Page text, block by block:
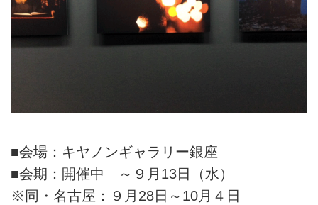
■会場：キヤノンギャラリー銀座
■会期：開催中 ～９月13日（水）
※同・名古屋：９月28日～10月４日